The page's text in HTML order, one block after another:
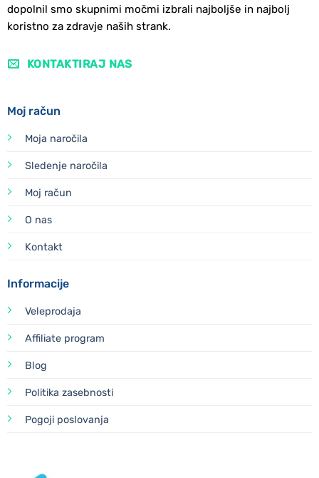
dopolnil smo skupnimi močmi izbrali najboljše in najbolj
koristno za zdravje naših strank.
KONTAKTIRAJ NAS
Moj račun
Moja naročila
Sledenje naročila
Moj račun
O nas
Kontakt
Informacije
Veleprodaja
Affiliate program
Blog
Politika zasebnosti
Pogoji poslovanja